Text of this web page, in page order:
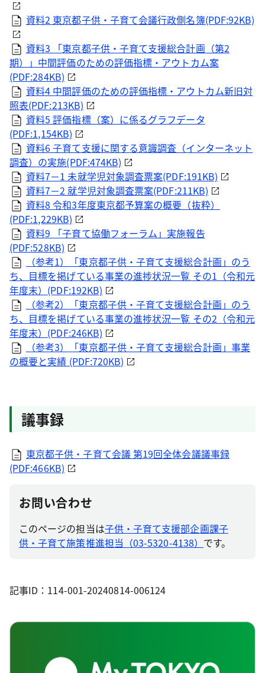
資料2 東京都子供・子育て会議行政側名簿(PDF:92KB)
資料3 「東京都子供・子育て支援総合計画（第2
期）」中間評価のための評価指標・アウトカム案
(PDF:284KB)
資料4 中間評価のための評価指標・アウトカム新旧対
照表(PDF:213KB)
資料5 評価指標（案）に係るグラフデータ
(PDF:1,154KB)
資料6 子育て支援に関する意識調査（インターネット
調査）の実施(PDF:474KB)
資料7－1 未就学児対象調査票案(PDF:191KB)
資料7－2 就学児対象調査票案(PDF:211KB)
資料8 令和3年度東京都予算案の概要（抜粋）
(PDF:1,229KB)
資料9 「子育て協働フォーラム」実施報告
(PDF:528KB)
（参考1）「東京都子供・子育て支援総合計画」のう
ち、目標を掲げている事業の進捗状況一覧 その1（令和元
年度末）(PDF:192KB)
（参考2）「東京都子供・子育て支援総合計画」のう
ち、目標を掲げている事業の進捗状況一覧 その2（令和元
年度末）(PDF:246KB)
（参考3）「東京都子供・子育て支援総合計画」事業
の概要と実績 (PDF:720KB)
議事録
東京都子供・子育て会議 第19回全体会議議事録
(PDF:466KB)
お問い合わせ
このページの担当は子供・子育て支援部企画課子
供・子育て施策推進担当（03-5320-4138） です。
記事ID：114-001-20240814-006124